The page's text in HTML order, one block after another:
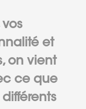
vos
et
on vient
ce que